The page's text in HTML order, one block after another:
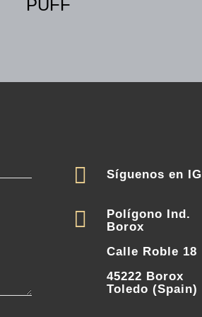
PUFF
 Síguenos en IG

Polígono Ind.
Borox
Calle Roble 18
45222 Borox
Toledo (Spain)